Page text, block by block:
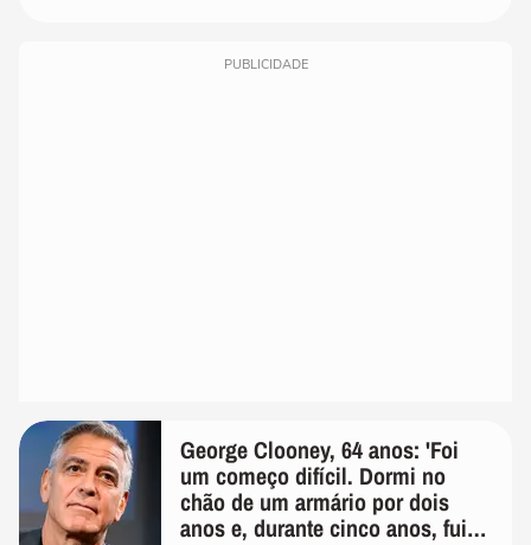
PUBLICIDADE
George Clooney, 64 anos: 'Foi
um começo difícil. Dormi no
chão de um armário por dois
anos e, durante cinco anos, fui